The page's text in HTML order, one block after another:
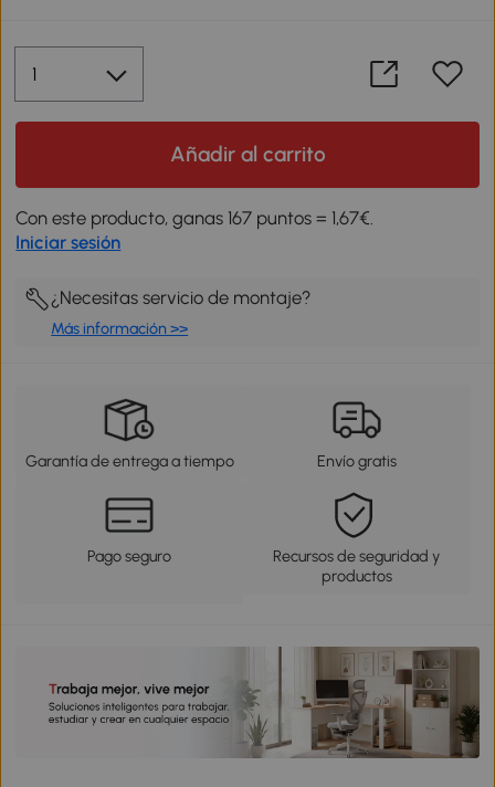
Añadir al carrito
Con este producto, ganas 167 puntos = 1,67€.
Iniciar sesión
¿Necesitas servicio de montaje?
Más información >>
Garantía de entrega a tiempo Envío gratis
Pago seguro
Recursos de seguridad y
productos